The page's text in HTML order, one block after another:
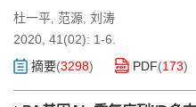
杜一平, 范源, 刘涛
2020, 41(02): 1-6.
摘要(3298) PDF(173)